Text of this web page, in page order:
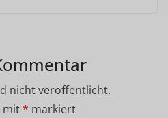
nicht veröffentlicht.
mit* markiert